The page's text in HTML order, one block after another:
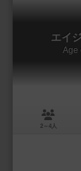
エイ
Age
2～4人